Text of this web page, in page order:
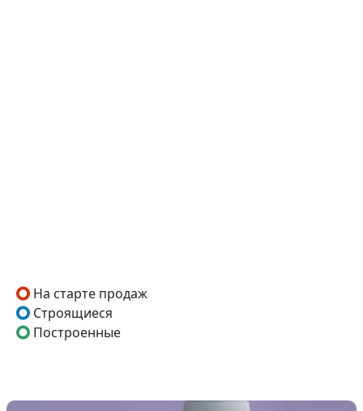
На старте продаж
Строящиеся
Построенные